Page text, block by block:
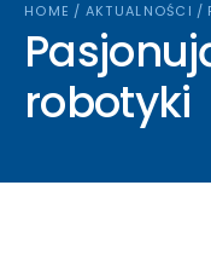
HOME / AKTUALNOŚCI /
robotyki